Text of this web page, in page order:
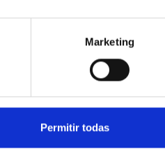
Marketing
Permitir todas
astronomy and intelligent